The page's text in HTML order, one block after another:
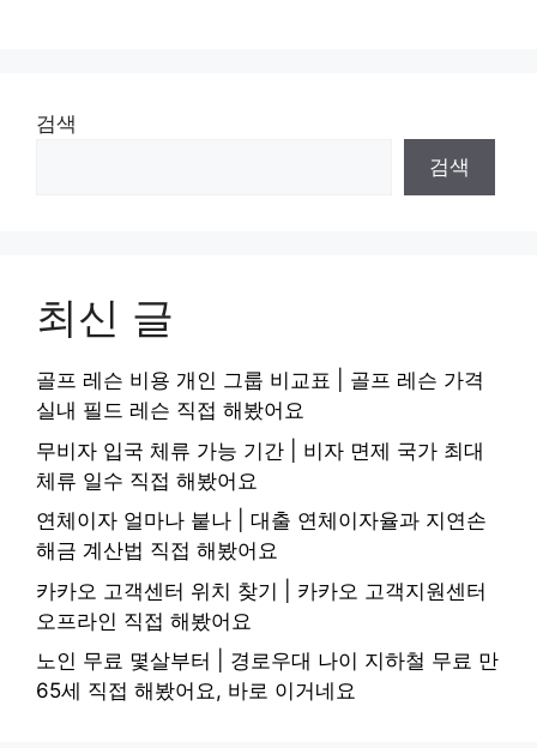
검색
검색
최신 글
골프 레슨 비용 개인 그룹 비교표 | 골프 레슨 가격
실내 필드 레슨 직접 해봤어요
무비자 입국 체류 가능 기간 | 비자 면제 국가 최대
체류 일수 직접 해봤어요
연체이자 얼마나 붙나 | 대출 연체이자율과 지연손
해금 계산법 직접 해봤어요
카카오 고객센터 위치 찾기 | 카카오 고객지원센터
오프라인 직접 해봤어요
노인 무료 몇살부터 | 경로우대 나이 지하철 무료 만
65세 직접 해봤어요, 바로 이거네요